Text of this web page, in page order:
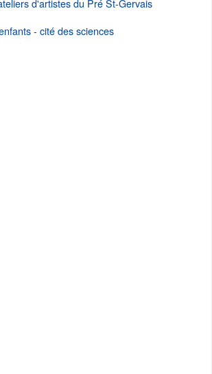
d'artistes du Pré St-Gervais
- cité des sciences